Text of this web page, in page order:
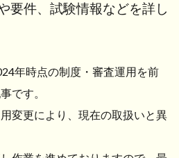
要件、試験情報などを詳し
年時点の制度・審査運用を前
です。
変更により、現在の取扱いと異